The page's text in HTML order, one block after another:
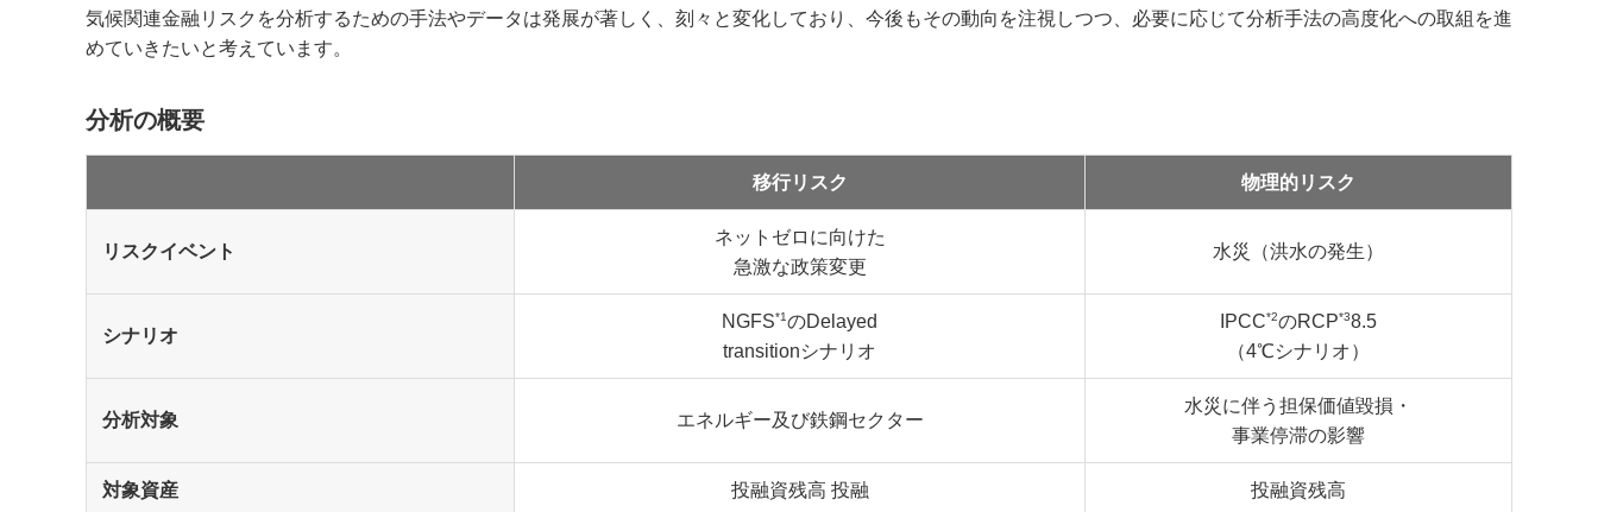
気候関連金融リスクを分析するための手法やデータは発展が著しく、刻々と変化しており、今後もその動向を注視しつつ、必要に応じて分析手法の高度化への取組を進
めていきたいと考えています。
分析の概要
移行リスク 物理的リスク
リスクイベント
ネットゼロに向けた
急激な政策変更
水災（洪水の発生）
シナリオ
NGFS*1のDelayed
transitionシナリオ
IPCC*2のRCP*38.5
（4℃シナリオ）
分析対象 エネルギー及び鉄鋼セクター
水災に伴う担保価値毀損・
事業停滞の影響
対象資産 投融資残高 投融 投融資残高